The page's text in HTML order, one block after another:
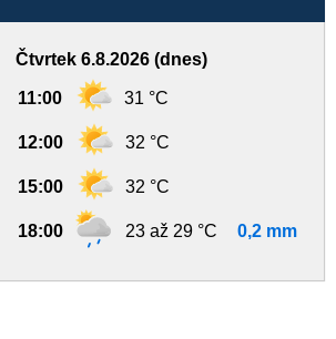
Čtvrtek 6.8.2026 (dnes)
11:00 31 °C
12:00 32 °C
15:00 32 °C
18:00 23 až 29 °C 0,2 mm